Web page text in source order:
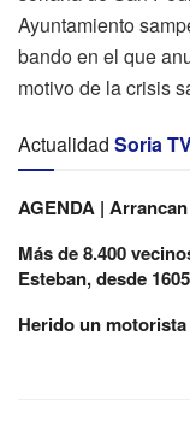
Ayuntamiento
bando en el que
motivo de la crisis
Actualidad Soria
AGENDA |
Más de 8.400
Esteban, desde 1605
Herido un